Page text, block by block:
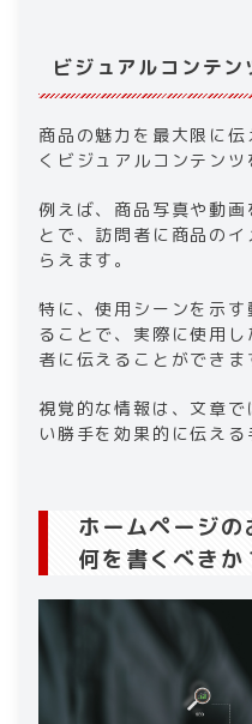
ビジュアルコンテン
商品の魅力を最大限に
くビジュアルコンテンツ
例えば、商品写真や動
とで、訪問者に商品の
らえます。
特に、使用シーンを示
ることで、実際に使用
者に伝えることができま
視覚的な情報は、文章
い勝手を効果的に伝える
ホームページ
何を書くべきか